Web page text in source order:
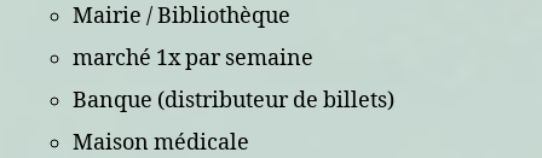
Mairie / Bibliothèque
marché 1x par semaine
Banque (distributeur de billets)
Maison médicale